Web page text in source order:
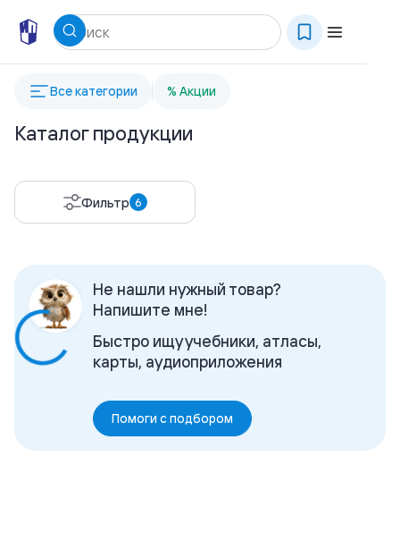
Все категории % Акции
Каталог продукции
Фильтр 6
Не нашли нужный товар?
Напишите мне!
Быстро ищу учебники, атласы,
карты, аудиоприложения
Помоги с подбором